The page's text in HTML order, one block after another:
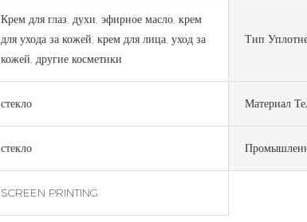
Крем для глаз, духи, эфирное масло, крем
для ухода за кожей, крем для лица, уход за
кожей, другие косметики
Тип
стекло Материал
стекло
SCREEN PRINTING